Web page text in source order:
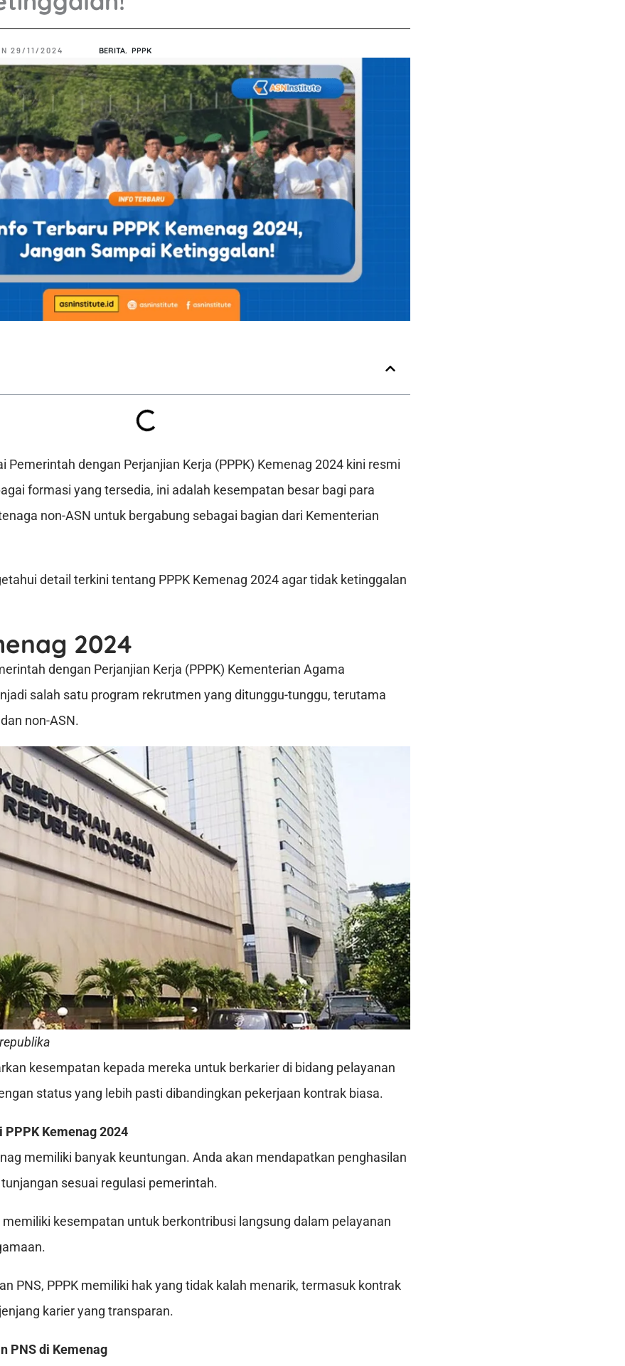
29/11/2024 BERITA, PPPK
Pemerintah dengan Perjanjian Kerja (PPPK) Kemenag 2024 kini resmi
formasi yang tersedia, ini adalah kesempatan besar bagi para
non-ASN untuk bergabung sebagai bagian dari Kementerian
detail terkini tentang PPPK Kemenag 2024 agar tidak ketinggalan
2024
dengan Perjanjian Kerja (PPPK) Kementerian Agama
salah satu program rekrutmen yang ditunggu-tunggu, terutama
non-ASN.
kesempatan kepada mereka untuk berkarier di bidang pelayanan
status yang lebih pasti dibandingkan pekerjaan kontrak biasa.
Kemenag 2024
memiliki banyak keuntungan. Anda akan mendapatkan penghasilan
sesuai regulasi pemerintah.
memiliki kesempatan untuk berkontribusi langsung dalam pelayanan
PNS, PPPK memiliki hak yang tidak kalah menarik, termasuk kontrak
karier yang transparan.
PNS di Kemenag